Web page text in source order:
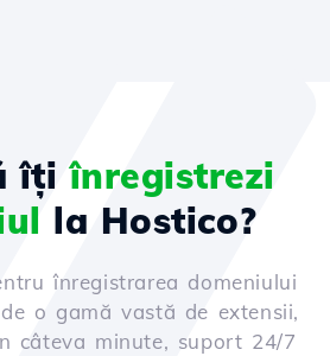
îțiînregistrezi
la Hostico?
înregistrarea domeniului
o gamă vastă de extensii,
câteva minute, suport 24/7